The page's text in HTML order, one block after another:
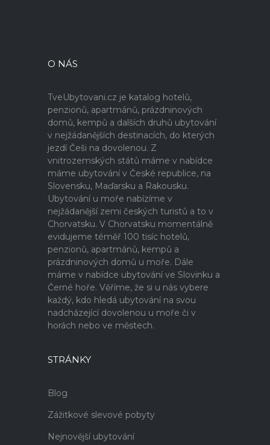
O NÁS
TveUbytovani.cz je katalog hotelů,
penzionů, apartmánů, prázdninových
domů, kempů a dalších druhů ubytování
v nejžádanějších destinacích, do kterých
jezdí Češi na dovolenou. Z
vnitrozemských států máme v nabídce
máme ubytování v České republice, na
Slovensku, Maďarsku a Rakousku.
Ubytování u moře nabízíme v
nejžádanější zemi českých turistů a to v
Chorvatsku. V Chorvatsku momentálně
evidujeme téměř 100 tisíc hotelů,
penzionů, apartmánů, kempů a
prázdninových domů u moře. Dále
máme v nabídce ubytování ve Slovinku a
Černé hoře. Věříme, že si u nás vybere
každý, kdo hledá ubytování na svou
nadcházející dovolenou u moře či v
horách nebo ve městech.
STRÁNKY
Blog
Zážitkové slevové pobyty
Nejnovější ubytování